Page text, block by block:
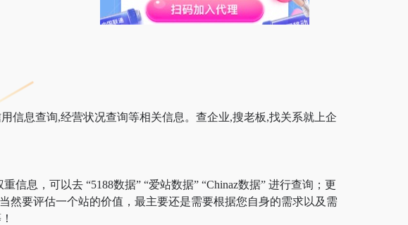
信息查询,经营状况查询等相关信息。查企业,搜老板,找关系就上企
信息，可以去 “5188数据” “爱站数据” “Chinaz数据” 进行查询；更
然要评估一个站的价值，最主要还是需要根据您自身的需求以及需